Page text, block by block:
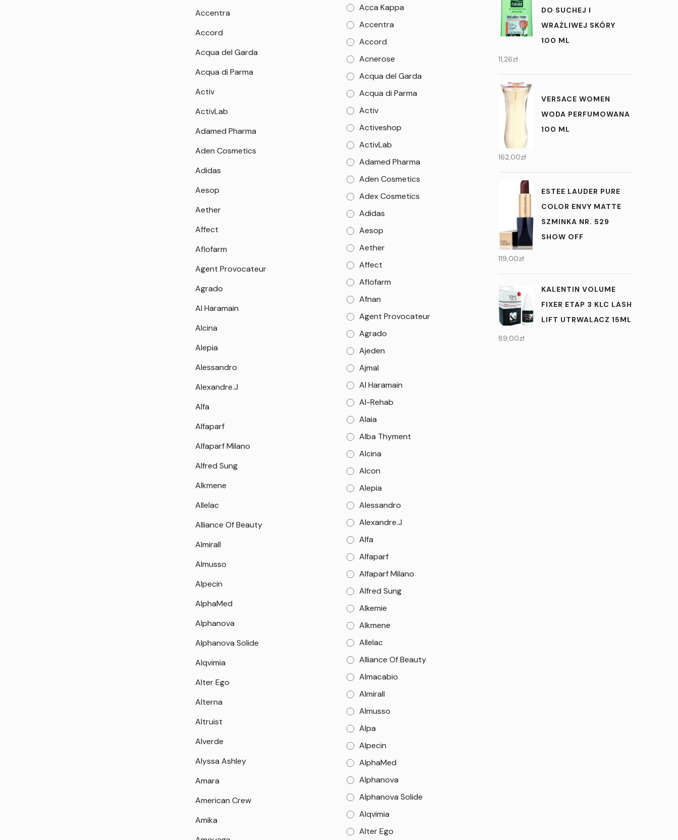
Accentra
Accord
Acqua del Garda
Acqua di Parma
Activ
ActivLab
Adamed Pharma
Aden Cosmetics
Adidas
Aesop
Aether
Affect
Aflofarm
Agent Provocateur
Agrado
Al Haramain
Alcina
Alepia
Alessandro
Alexandre.J
Alfa
Alfaparf
Alfaparf Milano
Alfred Sung
Alkmene
Allelac
Alliance Of Beauty
Almirall
Almusso
Alpecin
AlphaMed
Alphanova
Alphanova Solide
Alqvimia
Alter Ego
Alterna
Altruist
Alverde
Alyssa Ashley
Amara
American Crew
Amika
Acca Kappa
Accentra
Accord
Acnerose
Acqua del Garda
Acqua di Parma
Activ
Activeshop
ActivLab
Adamed Pharma
Aden Cosmetics
Adex Cosmetics
Adidas
Aesop
Aether
Affect
Aflofarm
Afnan
Agent Provocateur
Agrado
Ajeden
Ajmal
Al Haramain
Al-Rehab
Alaia
Alba Thyment
Alcina
Alcon
Alepia
Alessandro
Alexandre.J
Alfa
Alfaparf
Alfaparf Milano
Alfred Sung
Alkemie
Alkmene
Allelac
Alliance Of Beauty
Almacabio
Almirall
Almusso
Alpa
Alpecin
AlphaMed
Alphanova
Alphanova Solide
Alqvimia
Alter Ego
DO SUCHEJ I
WRAŻLIWEJ SKÓRY
100 ML
11,26zł
VERSACE WOMEN
WODA PERFUMOWANA
100 ML
162,00zł
ESTEE LAUDER PURE
COLOR ENVY MATTE
SZMINKA NR. 529
SHOW OFF
119,00zł
KALENTIN VOLUME
FIXER ETAP 3 KLC LASH
LIFT UTRWALACZ 15ML
89,00zł